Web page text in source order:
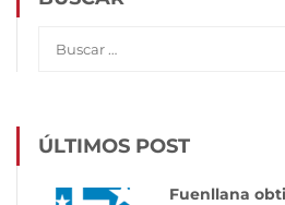
ÚLTIMOS POST
Fuenllana